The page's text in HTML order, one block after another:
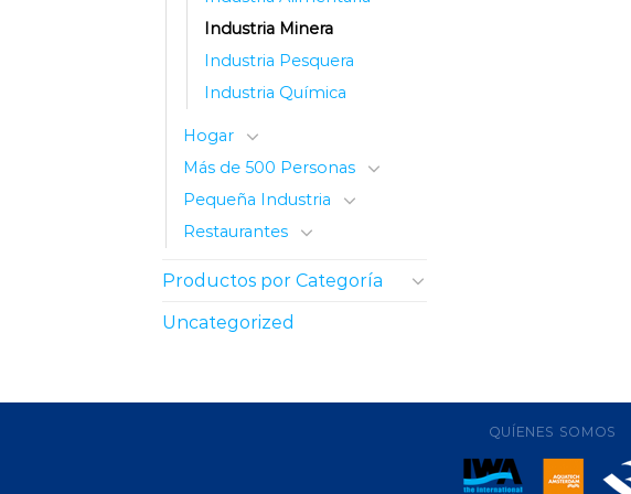
Industria Minera
Industria Pesquera
Industria Química
Hogar
Más de 500 Personas
Pequeña Industria
Restaurantes
Productos por Categoría
Uncategorized
QUÍENES SOMOS